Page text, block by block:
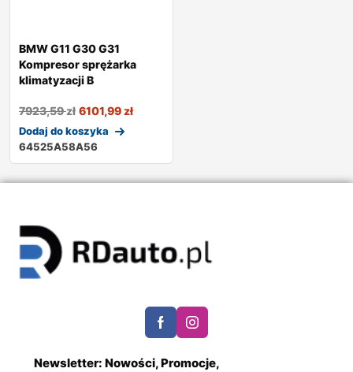
BMW G11 G30 G31
Kompresor sprężarka
klimatyzacji B
7923,59zł 6101,99zł
Dodaj do koszyka
64525A58A56
Newsletter: Nowości, Promocje,